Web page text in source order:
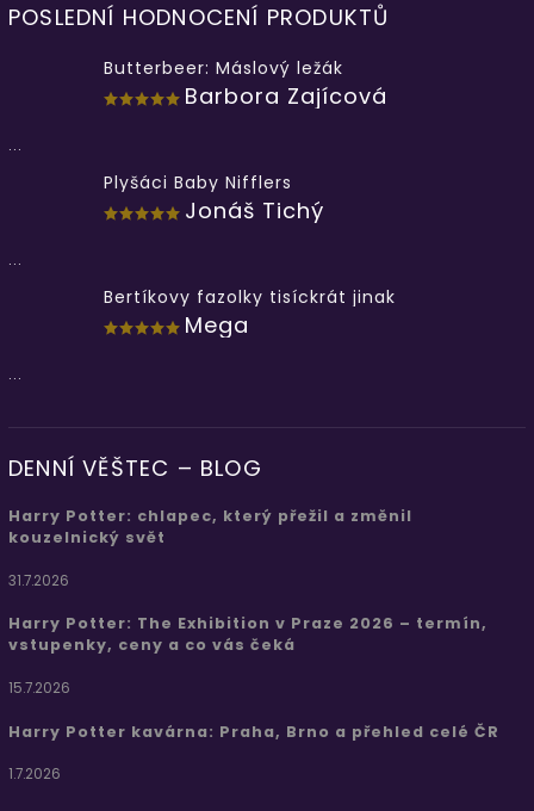
POSLEDNÍ HODNOCENÍ PRODUKTŮ
Butterbeer: Máslový ležák
Barbora Zajícová
...
Plyšáci Baby Nifflers
Jonáš Tichý
...
Bertíkovy fazolky tisíckrát jinak
Mega
...
DENNÍ VĚŠTEC – BLOG
Harry Potter: chlapec, který přežil a změnil
kouzelnický svět
31.7.2026
Harry Potter: The Exhibition v Praze 2026 – termín,
vstupenky, ceny a co vás čeká
15.7.2026
Harry Potter kavárna: Praha, Brno a přehled celé ČR
1.7.2026